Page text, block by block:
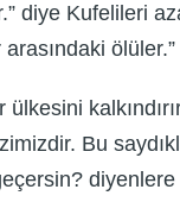
diye Kufelileri
Bu
diyenlere